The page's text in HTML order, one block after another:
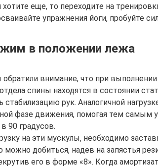
еще, то переходите на
упражнения йоги, пробуйте
в положении лежа
обратили внимание, что при
спины находятся в состоянии
рук. Аналогичной
фазе движения, помогая тем самым
90 градусов.
на эти мускулы, необходимо
можно добиться, надев на запястья
его в форме «8». Когда